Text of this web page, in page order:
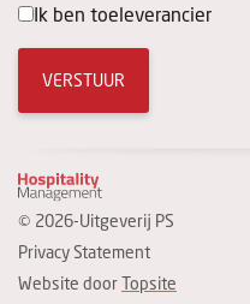
Ik ben toeleverancier
VERSTUUR
© 2026-Uitgeverij PS
Privacy Statement
Website doorTopsite